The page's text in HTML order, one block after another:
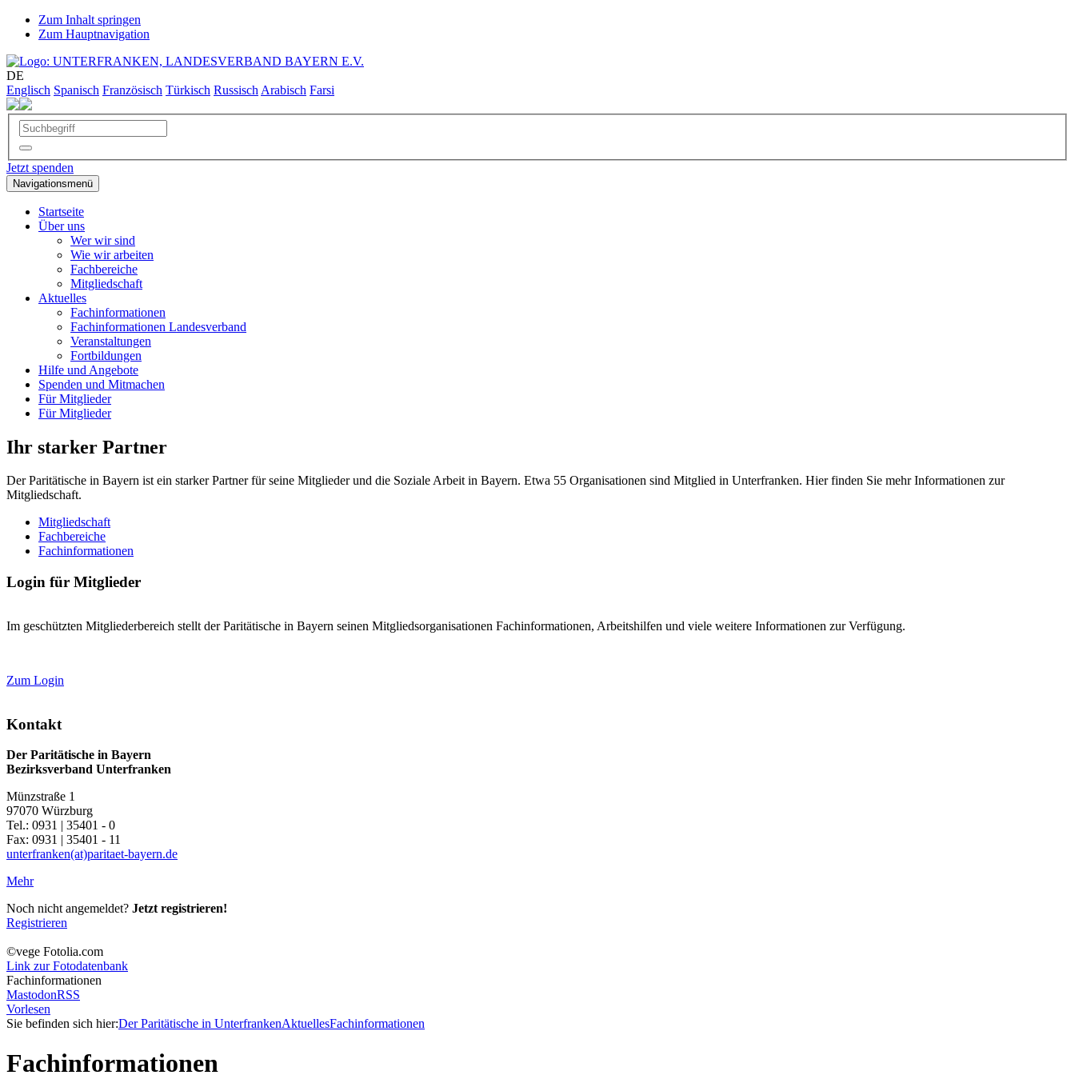
Zum Inhalt springen
Zum Hauptnavigation
DE
Englisch Spanisch Französisch Türkisch Russisch Arabisch Farsi
Jetzt spenden
Navigationsmenü
Startseite
Über uns
Wer wir sind
Wie wir arbeiten
Fachbereiche
Mitgliedschaft
Aktuelles
Fachinformationen
Fachinformationen Landesverband
Veranstaltungen
Fortbildungen
Hilfe und Angebote
Spenden und Mitmachen
Für Mitglieder
Für Mitglieder
Ihr starker Partner
Der Paritätische in Bayern ist ein starker Partner für seine Mitglieder und die Soziale Arbeit in Bayern. Etwa 55 Organisationen sind Mitglied in Unterfranken. Hier finden Sie mehr Informationen zur
Mitgliedschaft.
Mitgliedschaft
Fachbereiche
Fachinformationen
Login für Mitglieder
Im geschützten Mitgliederbereich stellt der Paritätische in Bayern seinen Mitgliedsorganisationen Fachinformationen, Arbeitshilfen und viele weitere Informationen zur Verfügung.
Zum Login
Kontakt
Der Paritätische in Bayern
Bezirksverband Unterfranken
Münzstraße 1
97070 Würzburg
Tel.: 0931 | 35401 - 0
Fax: 0931 | 35401 - 11
unterfranken(at)paritaet-bayern.de
Mehr
Noch nicht angemeldet? Jetzt registrieren!
Registrieren
©vege Fotolia.com
Link zur Fotodatenbank
Fachinformationen
MastodonRSS
Vorlesen
Sie befinden sich hier:Der Paritätische in UnterfrankenAktuellesFachinformationen
Fachinformationen